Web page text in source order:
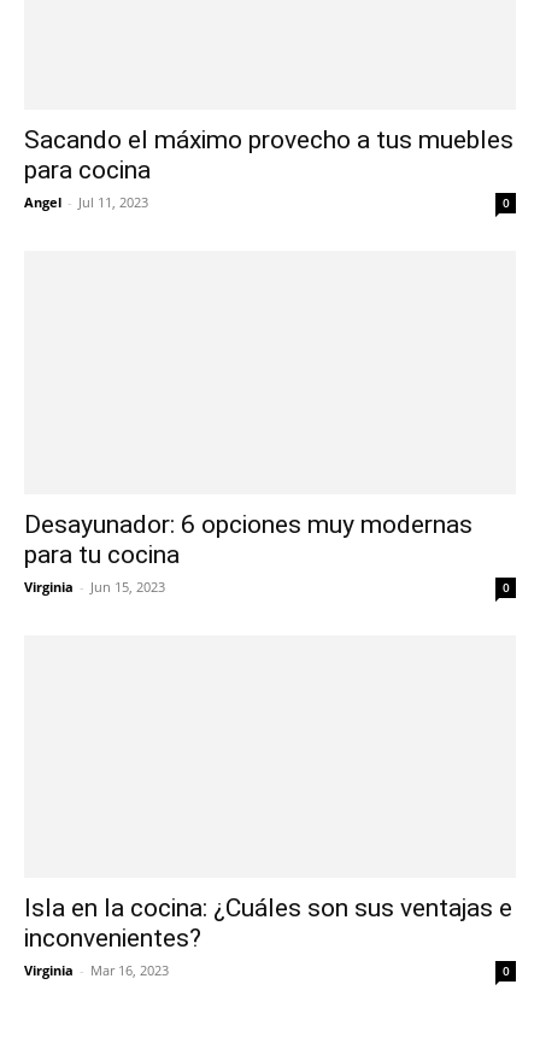
Sacando el máximo provecho a tus muebles
para cocina
Angel - Jul 11, 2023 0
Desayunador: 6 opciones muy modernas
para tu cocina
Virginia - Jun 15, 2023 0
Isla en la cocina: ¿Cuáles son sus ventajas e
inconvenientes?
Virginia - Mar 16, 2023 0